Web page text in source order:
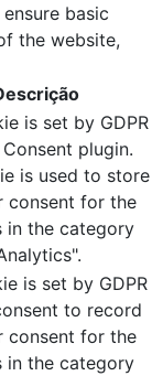
basic
the website,
is set by GDPR
plugin.
is used to store
consent for the
in the category
is set by GDPR
to record
consent for the
in the category